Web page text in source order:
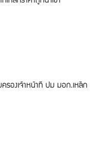
รองเจ้าหน้าที่ ปม มอก.เหล็ก